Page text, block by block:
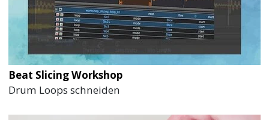
Beat Slicing Workshop
Drum Loops schneiden